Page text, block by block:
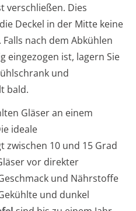
verschließen. Dies
Deckel in der Mitte keine
nach dem Abkühlen
eingezogen ist, lagern Sie
und
bald.
Gläser an einem
ideale
10 und 15 Grad
vor direkter
und Nährstoffe
und dunkel